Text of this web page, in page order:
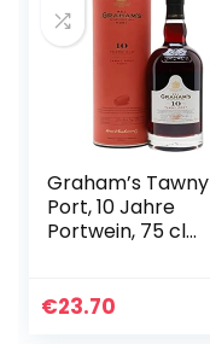
Graham’s Tawny
Port, 10 Jahre
Portwein, 75 cl
€23.70